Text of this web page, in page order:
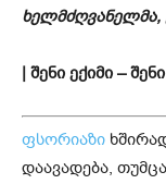
ხელმძღვანელმა,
| შენი ექიმი –
ფსორიაზი
დაავადება,